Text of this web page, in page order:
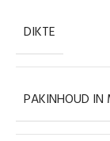
DIKTE
PAKINHOUD IN